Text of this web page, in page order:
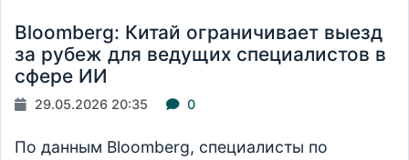
Bloomberg: Китай ограничивает выезд
за рубеж для ведущих специалистов в
сфере ИИ
29.05.2026 20:35 0
По данным Bloomberg, специалисты по